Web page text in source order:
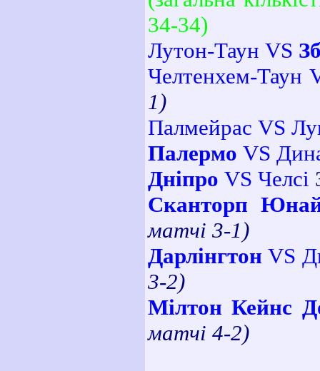
34-34)
Лутон-Таун VS
Челтенхем-Таун
1)
Палмейрас VS
Палермо VS
Дніпро VS Челсі
Сканторп
матчі 3-1)
Дарлінгтон VS
3-2)
Мілтон Кейнс
матчі 4-2)